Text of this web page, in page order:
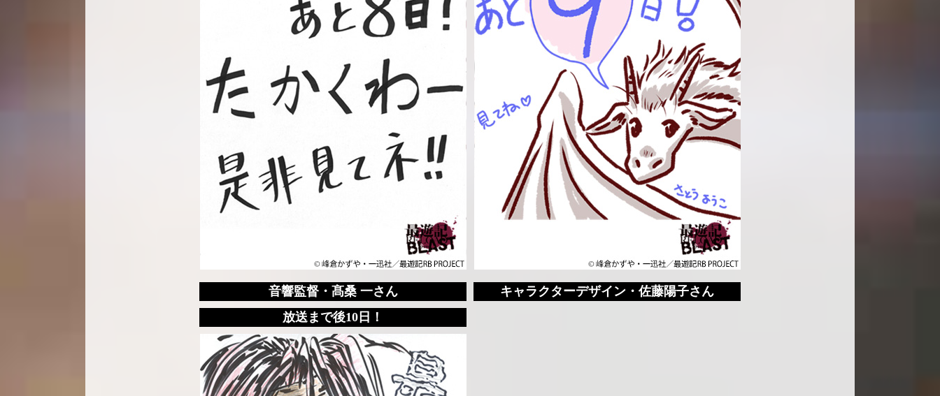
音響監督・髙桑 一さん
キャラクターデザイン・佐藤陽子さん
放送まで後10日！